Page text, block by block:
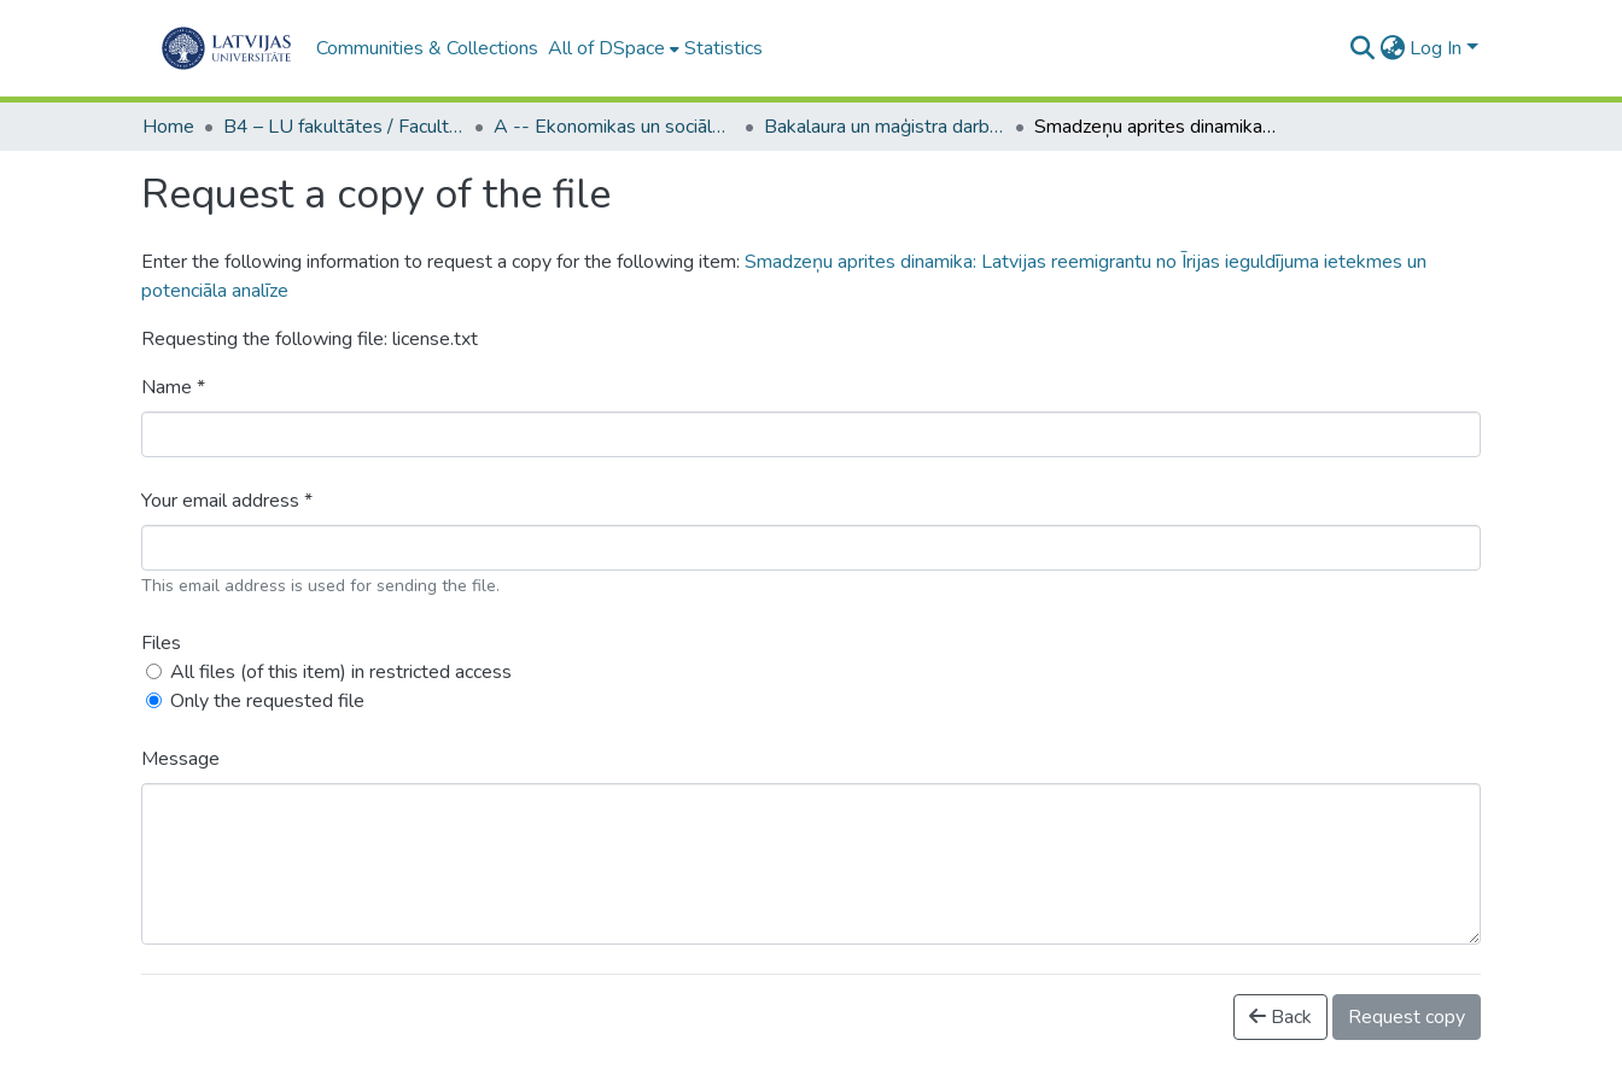
Communities & Collections All of DSpace Statistics Log In
Home B4 – LU fakultātes / Faculties of the UL A -- Ekonomikas un sociālo zinātņu fakultāte / Faculty of Economics and Social Sciences Bakalaura un maģistra darbi (ESZF) / Bachelor's and Master's theses Smadzeņu aprites dinamika: Latvijas reemigrantu no Īrijas ieguldījuma ietekmes un potenciāla analīze
Request a copy of the file
Enter the following information to request a copy for the following item: Smadzeņu aprites dinamika: Latvijas reemigrantu no Īrijas ieguldījuma ietekmes un
potenciāla analīze
Requesting the following file: license.txt
Name *
Your email address *
This email address is used for sending the file.
Files
All files (of this item) in restricted access
Only the requested file
Message
Back Request copy